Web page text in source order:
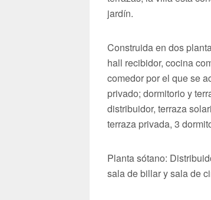
jardín.
Construida en dos
hall recibidor, cocina
comedor por el que se
privado; dormitorio y
distribuidor, terraza
terraza privada, 3
Planta sótano:
sala de billar y sala de